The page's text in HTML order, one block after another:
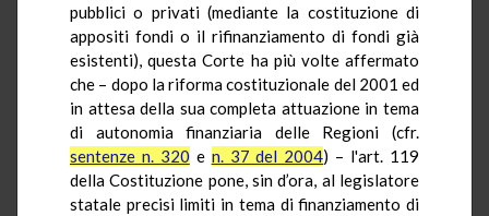
pubblici o privati (mediante la costituzione di
appositi fondi o il rifinanziamento di fondi già
esistenti), questa Corte ha più volte affermato
che – dopo la riforma costituzionale del 2001 ed
in attesa della sua completa attuazione in tema
di autonomia finanziaria delle Regioni (cfr.
sentenze n. 320 e n. 37 del 2004) – l'art. 119
della Costituzione pone, sin d’ora, al legislatore
statale precisi limiti in tema di finanziamento di